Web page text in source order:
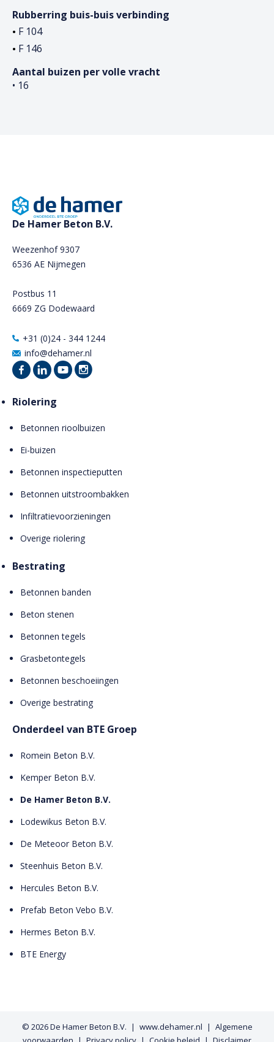
Rubberring buis-buis verbinding
F 104
F 146
Aantal buizen per volle vracht
• 16
De Hamer Beton B.V.
Weezenhof 9307
6536 AE Nijmegen
Postbus 11
6669 ZG Dodewaard
+31 (0)24 - 344 1244
info@dehamer.nl
Riolering
Betonnen rioolbuizen
Ei-buizen
Betonnen inspectieputten
Betonnen uitstroombakken
Infiltratievoorzieningen
Overige riolering
Bestrating
Betonnen banden
Beton stenen
Betonnen tegels
Grasbetontegels
Betonnen beschoeiingen
Overige bestrating
Onderdeel van BTE Groep
Romein Beton B.V.
Kemper Beton B.V.
De Hamer Beton B.V.
Lodewikus Beton B.V.
De Meteoor Beton B.V.
Steenhuis Beton B.V.
Hercules Beton B.V.
Prefab Beton Vebo B.V.
Hermes Beton B.V.
BTE Energy
© 2026De Hamer Beton B.V. www.dehamer.nl
Algemene